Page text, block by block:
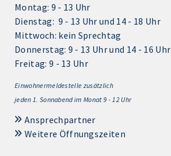
Montag: 9 - 13 Uhr
Dienstag: 9 - 13 Uhr und 14 - 18 Uhr
Mittwoch: kein Sprechtag
Donnerstag: 9 - 13 Uhr und 14 - 16 Uhr
Freitag: 9 - 13 Uhr
Einwohnermeldestelle zusätzlich
jeden 1. Sonnabend im Monat 9 - 12 Uhr
Ansprechpartner
Weitere Öffnungszeiten